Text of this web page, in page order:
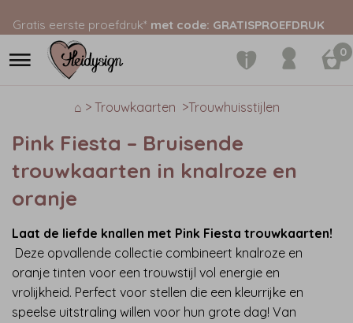
Gratis eerste proefdruk* met code: GRATISPROEFDRUK
0
⌂ > Trouwkaarten >Trouwhuisstijlen
Pink Fiesta – Bruisende
trouwkaarten in knalroze en
oranje
Laat de liefde knallen met Pink Fiesta trouwkaarten!
Deze opvallende collectie combineert knalroze en
oranje tinten voor een trouwstijl vol energie en
vrolijkheid. Perfect voor stellen die een kleurrijke en
speelse uitstraling willen voor hun grote dag! Van